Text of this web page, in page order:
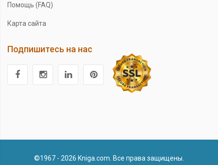
Помощь (FAQ)
Карта сайта
Подпишитесь на нас
©1967 - 2026 Kniga.com. Все права защищены.